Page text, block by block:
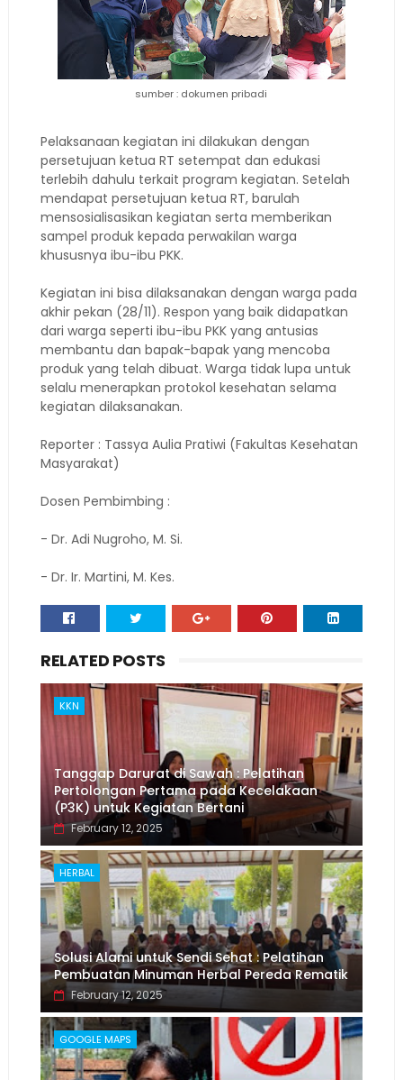
sumber : dokumen pribadi
Pelaksanaan kegiatan ini dilakukan dengan
persetujuan ketua RT setempat dan edukasi
terlebih dahulu terkait program kegiatan. Setelah
mendapat persetujuan ketua RT, barulah
mensosialisasikan kegiatan serta memberikan
sampel produk kepada perwakilan warga
khususnya ibu-ibu PKK.
Kegiatan ini bisa dilaksanakan dengan warga pada
akhir pekan (28/11). Respon yang baik didapatkan
dari warga seperti ibu-ibu PKK yang antusias
membantu dan bapak-bapak yang mencoba
produk yang telah dibuat. Warga tidak lupa untuk
selalu menerapkan protokol kesehatan selama
kegiatan dilaksanakan.
Reporter : Tassya Aulia Pratiwi (Fakultas Kesehatan
Masyarakat)
Dosen Pembimbing :
- Dr. Adi Nugroho, M. Si.
- Dr. Ir. Martini, M. Kes.
RELATED POSTS
KKN
Tanggap Darurat di Sawah : Pelatihan
Pertolongan Pertama pada Kecelakaan
(P3K) untuk Kegiatan Bertani
February 12, 2025
HERBAL
Solusi Alami untuk Sendi Sehat : Pelatihan
Pembuatan Minuman Herbal Pereda Rematik
February 12, 2025
GOOGLE MAPS